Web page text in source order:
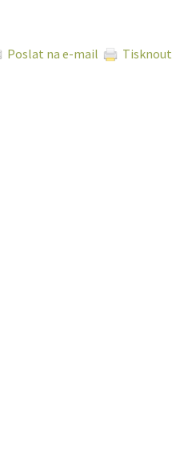
Poslat na e-mail Tisknout